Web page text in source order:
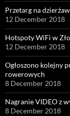
Przetarg na
12 December 2018
Hotspoty WiFi w
12 December 2018
Ogłoszono kolejny
rowerowych
8 December 2018
Nagranie VIDEO z
8 December 2018